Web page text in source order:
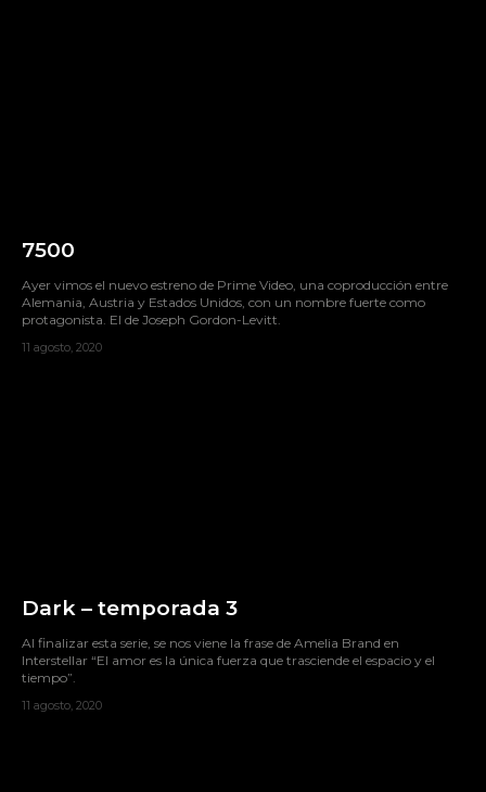
7500
Ayer vimos el nuevo estreno de Prime Video, una coproducción entre
Alemania, Austria y Estados Unidos, con un nombre fuerte como
protagonista. El de Joseph Gordon-Levitt.
11 agosto, 2020
Dark – temporada 3
Al finalizar esta serie, se nos viene la frase de Amelia Brand en
Interstellar “El amor es la única fuerza que trasciende el espacio y el
tiempo”.
11 agosto, 2020